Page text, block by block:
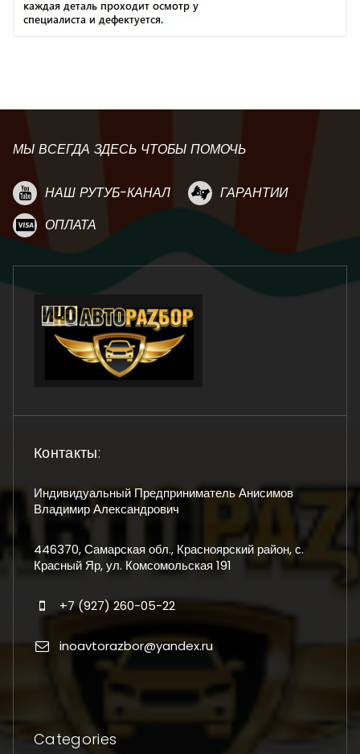
МЫ ВСЕГДА ЗДЕСЬ ЧТОБЫ ПОМОЧЬ
НАШ РУТУБ-КАНАЛ
ГАРАНТИИ
ОПЛАТА
Контакты:
Индивидуальный Предприниматель Анисимов
Владимир Александрович
446370, Самарская обл., Красноярский район, с.
Красный Яр, ул. Комсомольская 191
+7 (927) 260-05-22
inoavtorazbor@yandex.ru
Categories